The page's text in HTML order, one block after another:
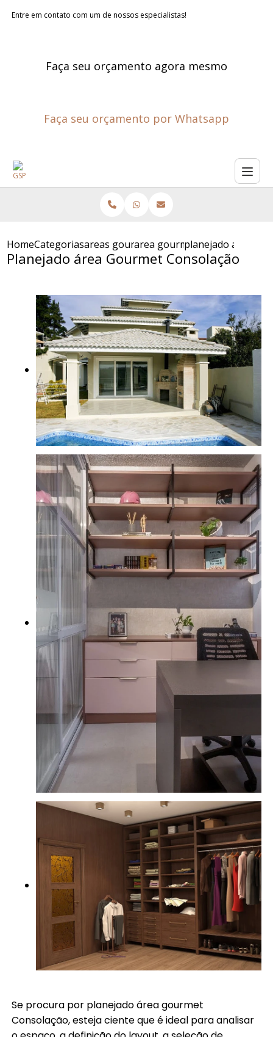
Entre em contato com um de nossos especialistas!
Faça seu orçamento agora mesmo
Faça seu orçamento por Whatsapp
HomeCategoriasareas gourmet planejadas
area gourmet externa
planejado area
Planejado área Gourmet Consolação
Se procura por planejado área gourmet
Consolação, esteja ciente que é ideal para analisar